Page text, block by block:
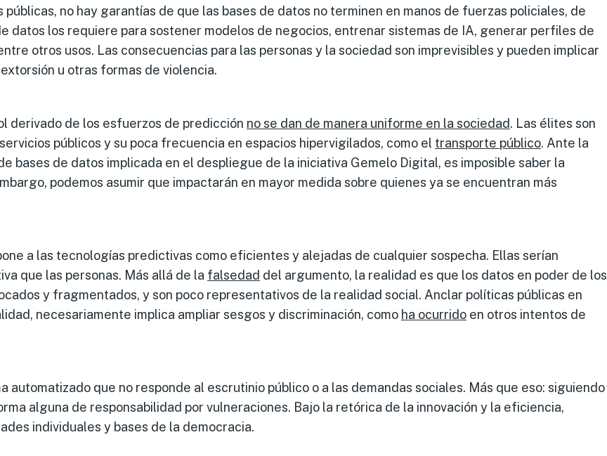
no hay garantías de que las bases de datos no terminen en manos de fuerzas policiales, de
datos los requiere para sostener modelos de negocios, entrenar sistemas de IA, generar perfiles de
otros usos. Las consecuencias para las personas y la sociedad son imprevisibles y pueden implicar
u otras formas de violencia.
derivado de los esfuerzos de predicción no se dan de manera uniforme en la sociedad. Las élites son
públicos y su poca frecuencia en espacios hipervigilados, como el transporte público. Ante la
bases de datos implicada en el despliegue de la iniciativa Gemelo Digital, es imposible saber la
podemos asumir que impactarán en mayor medida sobre quienes ya se encuentran más
a las tecnologías predictivas como eficientes y alejadas de cualquier sospecha. Ellas serían
que las personas. Más allá de la falsedad del argumento, la realidad es que los datos en poder de los
y fragmentados, y son poco representativos de la realidad social. Anclar políticas públicas en
necesariamente implica ampliar sesgos y discriminación, como ha ocurrido en otros intentos de
automatizado que no responde al escrutinio público o a las demandas sociales. Más que eso: siguiendo
alguna de responsabilidad por vulneraciones. Bajo la retórica de la innovación y la eficiencia,
individuales y bases de la democracia.